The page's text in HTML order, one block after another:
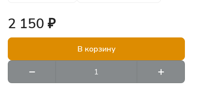
2 150 ₽
В корзину